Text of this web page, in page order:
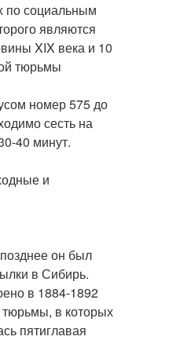
по социальным
являются
XIX века и 10
тюрьмы
номер 575 до
сесть на
40 минут.
и
он был
в Сибирь.
в 1884-1892
тюрьмы, в которых
пятиглавая